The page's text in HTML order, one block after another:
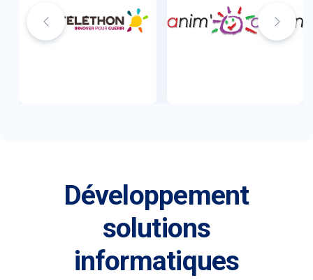
Développement
solutions
informatiques